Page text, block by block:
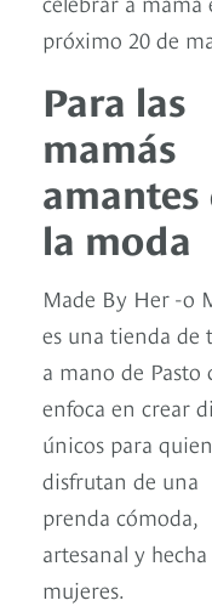
próximo 20 de
Para las
mamás
amantes
la moda
Made By Her -o
es una tienda de
a mano de Pasto
enfoca en crear
únicos para
disfrutan de una
prenda cómoda,
artesanal y
mujeres.